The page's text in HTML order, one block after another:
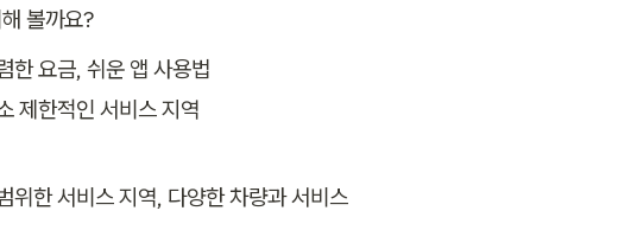
볼까요?
제한적인 서비스 지역
위한 서비스 지역, 다양한 차량과 서비스